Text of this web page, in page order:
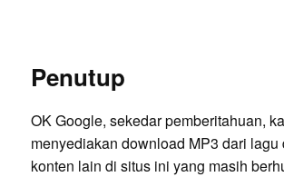
Penutup
OK Google, sekedar pemberitahuan,
menyediakan download MP3 dari lagu
konten lain di situs ini yang masih